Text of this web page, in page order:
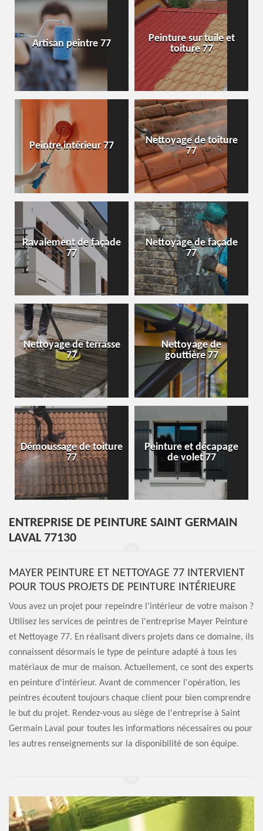
Artisan peintre 77
Peinture sur tuile et
toiture 77
Peintre intérieur 77
Nettoyage de toiture
77
Ravalement de façade
77
Nettoyage de façade
77
Nettoyage de terrasse
77
Nettoyage de
gouttière 77
Démoussage de toiture
77
Peinture et décapage
de volet 77
ENTREPRISE DE PEINTURE SAINT GERMAIN
LAVAL 77130
MAYER PEINTURE ET NETTOYAGE 77 INTERVIENT
POUR TOUS PROJETS DE PEINTURE INTÉRIEURE
Vous avez un projet pour repeindre l'intérieur de votre maison ?
Utilisez les services de peintres de l'entreprise Mayer Peinture
et Nettoyage 77. En réalisant divers projets dans ce domaine, ils
connaissent désormais le type de peinture adapté à tous les
matériaux de mur de maison. Actuellement, ce sont des experts
en peinture d'intérieur. Avant de commencer l'opération, les
peintres écoutent toujours chaque client pour bien comprendre
le but du projet. Rendez-vous au siège de l'entreprise à Saint
Germain Laval pour toutes les informations nécessaires ou pour
les autres renseignements sur la disponibilité de son équipe.